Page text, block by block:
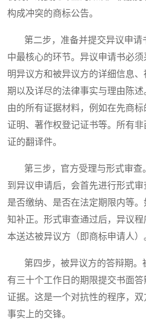
构成冲突的商标公告。
第二步，准备并提交异议申请
中最核心的环节。异议申请书必
明异议方和被异议方的详细信息
期以及详尽的法律事实与理由陈
由的所有证据材料，例如在先商
证明、著作权登记证书等。所有
证的翻译件。
第三步，官方受理与形式审查
到异议申请后，会首先进行形式
是否缴纳、是否在法定期限内等
知补正。形式审查通过后，异议
本送达被异议方（即商标申请人）
第四步，被异议方的答辩期。
有三十个工作日的期限提交书面
证据。这是一个对抗性的程序，
事实上的交锋。